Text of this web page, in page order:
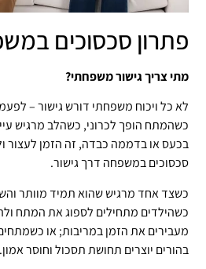
פתרון סכסוכים
מתי צריך גישור משפחתי?
לא כל ויכוח משפחתי דורש גישור –
כשהמתח הופך לכרוני, כשהלב מרגיש
בכעס או בדממה כבדה, זה הזמן לעצור
סכסוכים במשפחה דרך גישור.
כשצד אחד מרגיש שהוא תמיד מוותר
כשהילדים מתחילים לספוג את המתח
מעבירים את הזמן במריבות; או
בהורים יוצרים תחושת תסכול וחוסר אמון.